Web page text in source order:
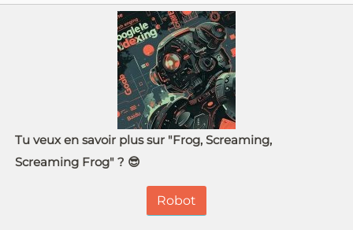
Tu veux en savoir plus sur "Frog, Screaming,
Screaming Frog" ? 😎
Robot